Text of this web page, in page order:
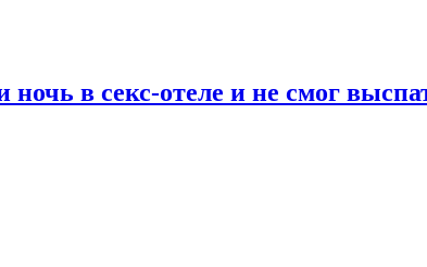
в секс-отеле и не смог